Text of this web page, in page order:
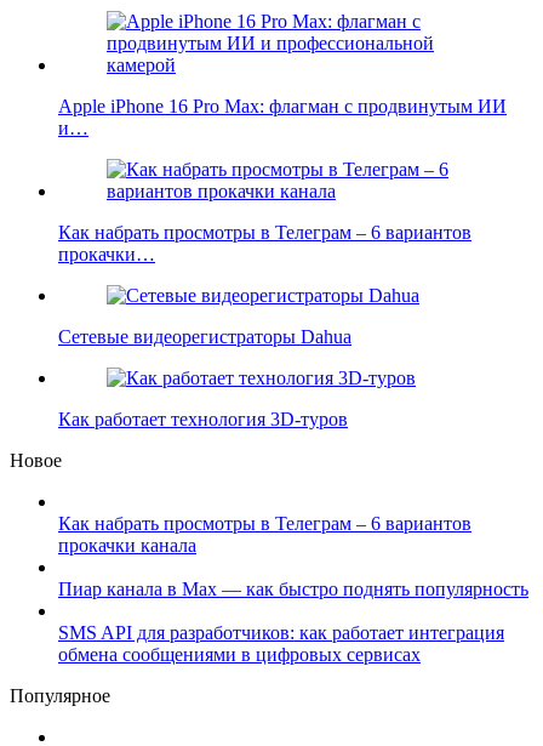
Apple iPhone 16 Pro Max: флагман с продвинутым ИИ
и…
Как набрать просмотры в Телеграм – 6 вариантов
прокачки…
Сетевые видеорегистраторы Dahua
Как работает технология 3D-туров
Новое
Как набрать просмотры в Телеграм – 6 вариантов
прокачки канала
Пиар канала в Max — как быстро поднять популярность
SMS API для разработчиков: как работает интеграция
обмена сообщениями в цифровых сервисах
Популярное